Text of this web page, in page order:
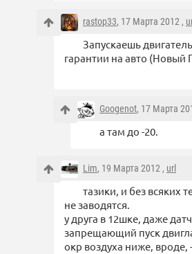
rastop33, 17 Марта 2012 ,
Запускаешь
гарантии на авто (Новый
Googenot, 17 Марта
а там до -20.
Lim, 19 Марта 2012 , url
тазики, и без всяких
не заводятся.
у друга в 12шке, даже
запрещающий пуск
окр воздуха ниже, вроде,